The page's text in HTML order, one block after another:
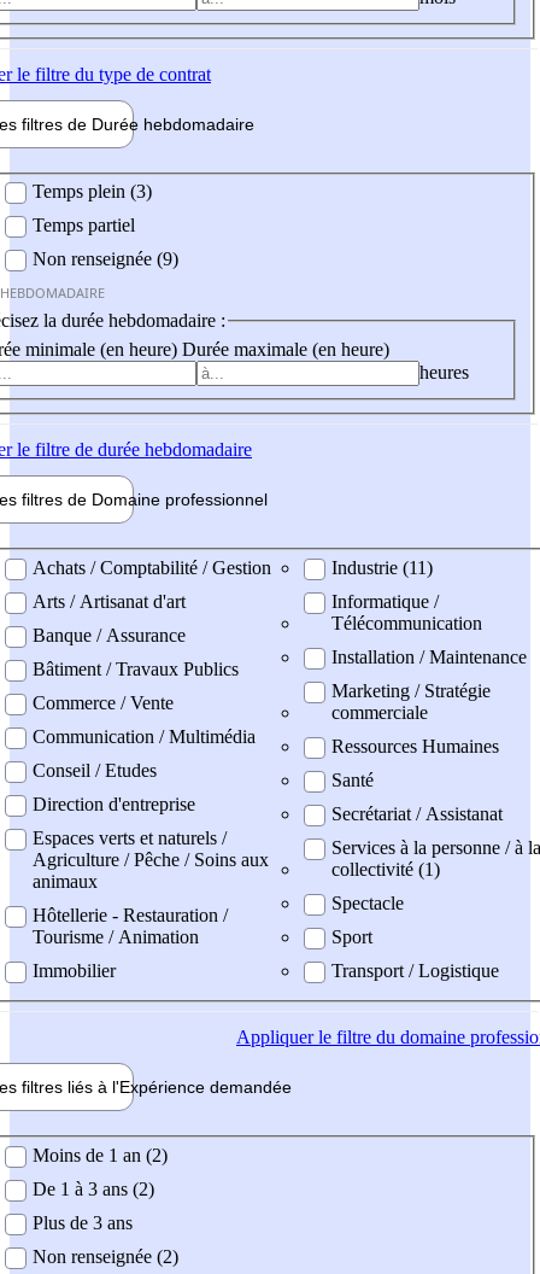
le filtre du type de contrat
filtres de Durée hebdomadaire
Temps plein (3)
Temps partiel
Non renseignée (9)
la durée hebdomadaire :
minimale (en heure) Durée maximale (en heure)
heures
le filtre de durée hebdomadaire
filtres de Domaine professionnel
professionel
Achats / Comptabilité / Gestion
Arts / Artisanat d'art
Banque / Assurance
Bâtiment / Travaux Publics
Commerce / Vente
Communication / Multimédia
Conseil / Etudes
Direction d'entreprise
Espaces verts et naturels /
Agriculture / Pêche / Soins aux
animaux
Hôtellerie - Restauration /
Tourisme / Animation
Immobilier
Industrie (11)
Informatique /
Télécommunication
Installation / Maintenance
Marketing / Stratégie
commerciale
Ressources Humaines
Santé
Secrétariat / Assistanat
Services à la personne / à la
collectivité (1)
Spectacle
Sport
Transport / Logistique
Appliquerle filtre du domaine
filtres liés à l'Expérience demandée
demandée
Moins de 1 an (2)
De 1 à 3 ans (2)
Plus de 3 ans
Non renseignée (2)